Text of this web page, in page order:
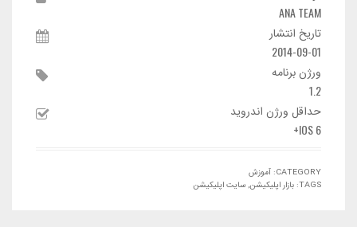
ANA TEAM
تاریخ انتشار
2014-09-01
ورژن برنامه
1.2
حداقل ورژن اندروید
IOS 6+
CATEGORY: آموزش
TAGS: بازار اپلیکیشن, سایت اپلیکیشن